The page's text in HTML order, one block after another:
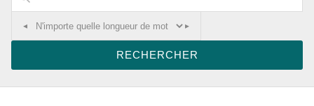
◂ ▸